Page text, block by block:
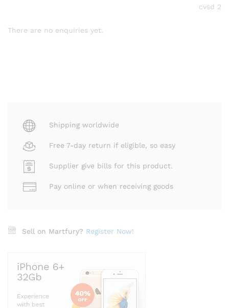
cvsd 2
There are no enquiries yet.
Shipping worldwide
Free 7-day return if eligible, so easy
Supplier give bills for this product.
Pay online or when receiving goods
Sell on Martfury? Register Now!